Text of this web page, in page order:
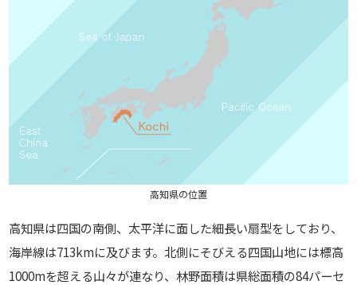
高知県の位置
高知県は四国の南側、太平洋に面した細長い扇型をしており、
海岸線は713kmに及びます。北側にそびえる四国山地には標高
1000mを超える山々が連なり、林野面積は県総面積の84パーセ